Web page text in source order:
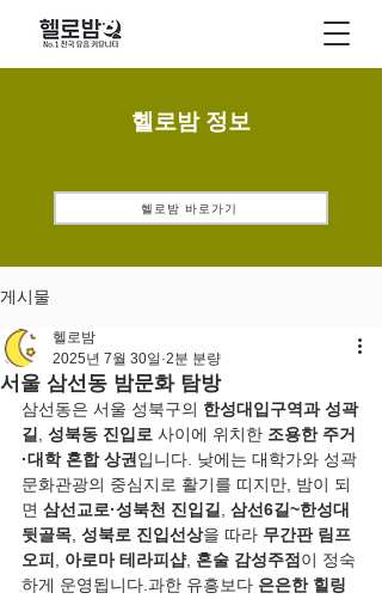
헬로밤 정보
헬로밤 바로가기
게시물
서울 삼선동 밤문화 탐방
헬로밤
2025년 7월 30일 2분 분량
삼선동은 서울 성북구의 한성대입구역과 성곽
길
성북동 진입로 사이에 위치한 조용한 주거
·대학 혼합 상권 입니다. 낮에는 대학가와 성곽
문화관광의 중심지로 활기를 띠지만, 밤이 되
면 삼선교로·성북천 진입길
삼선6길~한성대
뒷골목 성북로 진입선상을 따라 무간판 림프
오피
아로마 테라피샵, 혼술 감성주점 이 정숙
하게 운영됩니다.과한 유흥보다 은은한 힐링